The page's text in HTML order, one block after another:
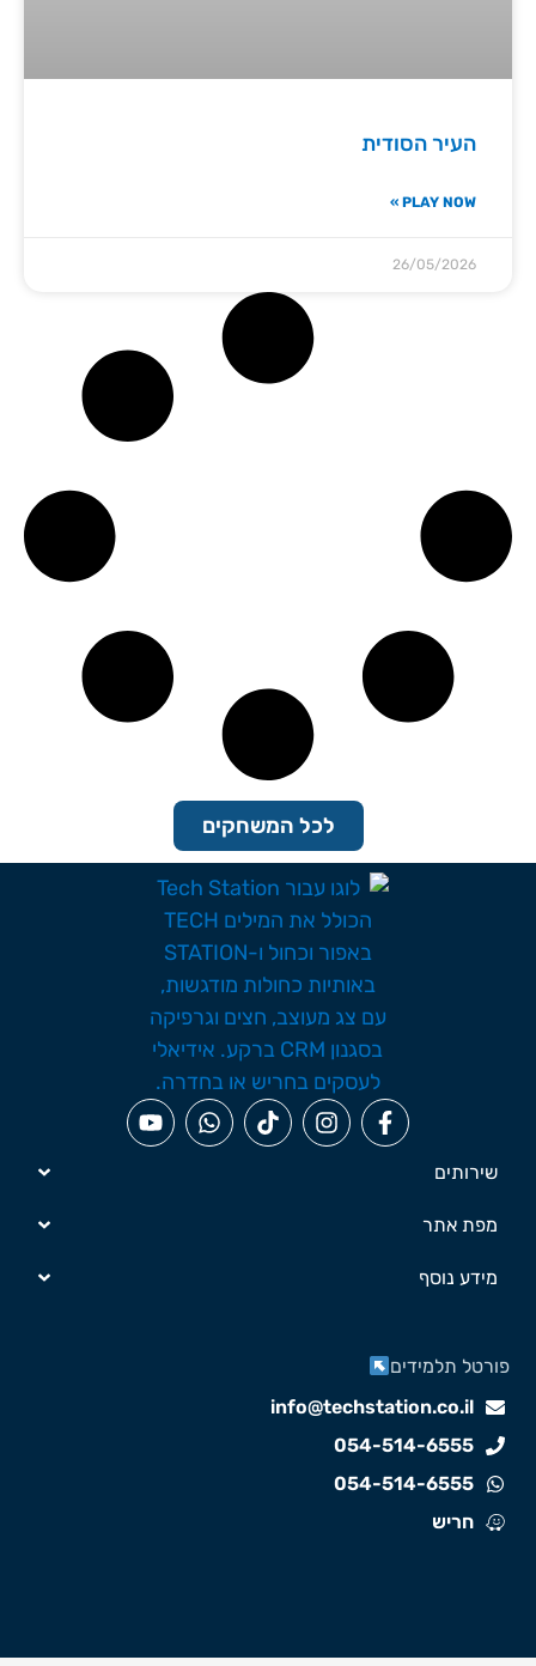
העיר הסודית
PLAY NOW »
26/05/2026
לכל המשחקים
שירותים
מפת אתר
מידע נוסף
info@techstation.co.il
054-514-6555
054-514-6555
חריש
תלמידים